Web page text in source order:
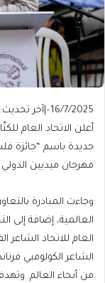
16/7/2025
– آخر تحديث:
أعلن الاتحاد العام
جديدة باسم “جائزة
مهرجان ميديين
وجاءت المبادرة
العالمية، إضافة إلى
العام للاتحاد
من أنحاء العالم.